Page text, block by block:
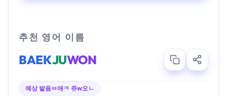
추천 영어 이름
BAEKJUWON
예상 발음ㅂ애ㅋ 쥬w오ㄴ